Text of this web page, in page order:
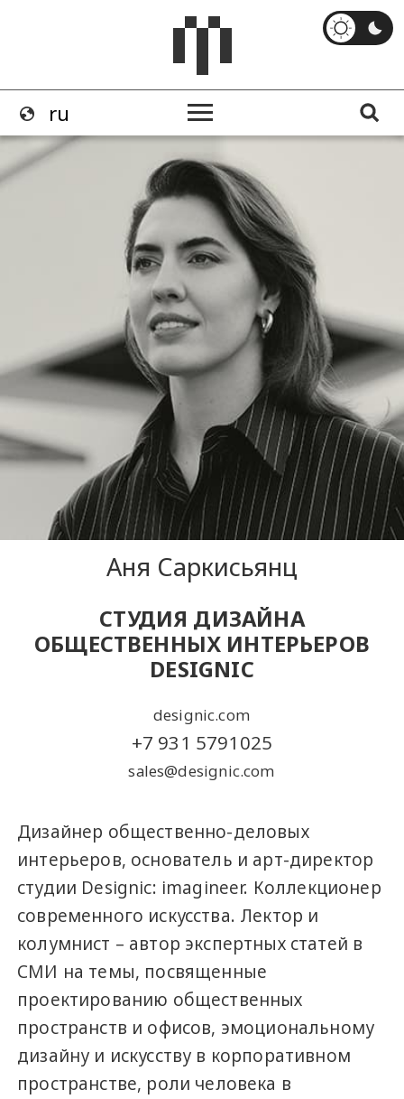
Аня Саркисьянц
СТУДИЯ ДИЗАЙНА
ОБЩЕСТВЕННЫХ ИНТЕРЬЕРОВ
DESIGNIC
designic.com
+7 931 5791025
sales@designic.com
Дизайнер общественно-деловых
интерьеров, основатель и арт-директор
студии Designic: imagineer. Коллекционер
современного искусства. Лектор и
колумнист – автор экспертных статей в
СМИ на темы, посвященные
проектированию общественных
пространств и офисов, эмоциональному
дизайну и искусству в корпоративном
пространстве, роли человека в